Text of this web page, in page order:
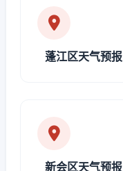
蓬江区天气预报
新会区天气预报